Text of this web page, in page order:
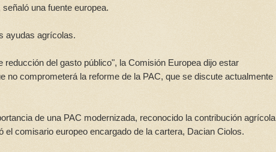
una fuente europea.
ayudas agrícolas.
del gasto público", la Comisión Europea dijo estar
no comprometerá la reforme de la PAC, que se discute actualmente
de una PAC modernizada, reconocido la contribución agrícola
comisario europeo encargado de la cartera, Dacian Ciolos.